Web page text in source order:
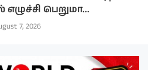
பெறுமா...
7, 2026